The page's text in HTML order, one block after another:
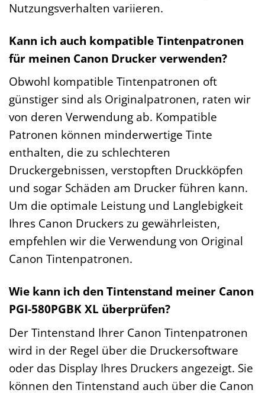
Nutzungsverhalten variieren.
Kann ich auch kompatible Tintenpatronen
für meinen Canon Drucker verwenden?
Obwohl kompatible Tintenpatronen oft
günstiger sind als Originalpatronen, raten wir
von deren Verwendung ab. Kompatible
Patronen können minderwertige Tinte
enthalten, die zu schlechteren
Druckergebnissen, verstopften Druckköpfen
und sogar Schäden am Drucker führen kann.
Um die optimale Leistung und Langlebigkeit
Ihres Canon Druckers zu gewährleisten,
empfehlen wir die Verwendung von Original
Canon Tintenpatronen.
Wie kann ich den Tintenstand meiner Canon
PGI-580PGBK XL überprüfen?
Der Tintenstand Ihrer Canon Tintenpatronen
wird in der Regel über die Druckersoftware
oder das Display Ihres Druckers angezeigt. Sie
können den Tintenstand auch über die Canon